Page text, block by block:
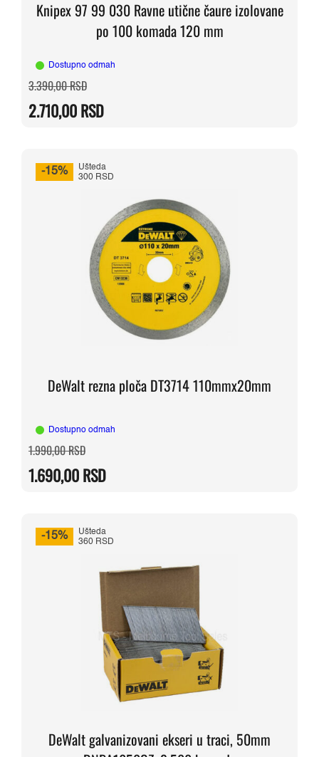
Knipex 97 99 030 Ravne utične čaure izolovane
po 100 komada 120 mm
Dostupno odmah
3.390,00RSDOriginalna
cena
bila:
3.390,00 RSD.
2.710,00RSD
Trenutna
cena
2.710,00 RSD.
-15%
Ušteda
300 RSD
DeWalt rezna ploča DT3714 110mmx20mm
Dostupno odmah
1.990,00RSDOriginalna
cena
bila:
1.990,00 RSD.
1.690,00RSD
Trenutna
cena
1.690,00 RSD.
-15%
Ušteda
360 RSD
DeWalt galvanizovani ekseri u traci, 50mm